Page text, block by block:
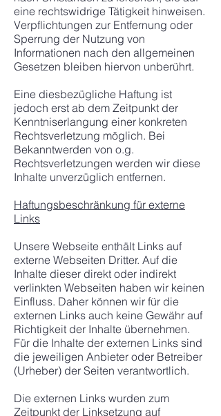
eine rechtswidrige Tätigkeit hinweisen.
Verpflichtungen zur Entfernung oder
Sperrung der Nutzung von
Informationen nach den allgemeinen
Gesetzen bleiben hiervon unberührt.
Eine diesbezügliche Haftung ist
jedoch erst ab dem Zeitpunkt der
Kenntniserlangung einer konkreten
Rechtsverletzung möglich. Bei
Bekanntwerden von o.g.
Rechtsverletzungen werden wir diese
Inhalte unverzüglich entfernen.
Haftungsbeschränkung für externe
Links
Unsere Webseite enthält Links auf
externe Webseiten Dritter. Auf die
Inhalte dieser direkt oder indirekt
verlinkten Webseiten haben wir keinen
Einfluss. Daher können wir für die
externen Links auch keine Gewähr auf
Richtigkeit der Inhalte übernehmen.
Für die Inhalte der externen Links sind
die jeweiligen Anbieter oder Betreiber
(Urheber) der Seiten verantwortlich.
Die externen Links wurden zum
Zeitpunkt der Linksetzung auf